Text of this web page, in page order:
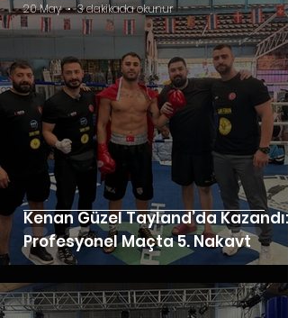
Kenan Güzel Tayland’da Kazandı:
Profesyonel Maçta 5. Nakavt
20 May 3 dakikada okunur